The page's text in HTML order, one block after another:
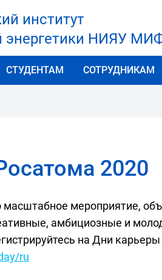
институт
энергетики НИЯУ
СТУДЕНТАМ СОТРУДНИКАМ
2020
мероприятие,
амбициозные и
на Дни
ru